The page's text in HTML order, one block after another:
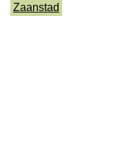
Zaanstad